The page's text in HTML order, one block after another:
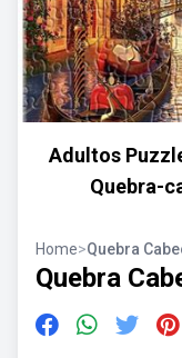
Adultos
Quebra-
Home>Quebra
Quebra